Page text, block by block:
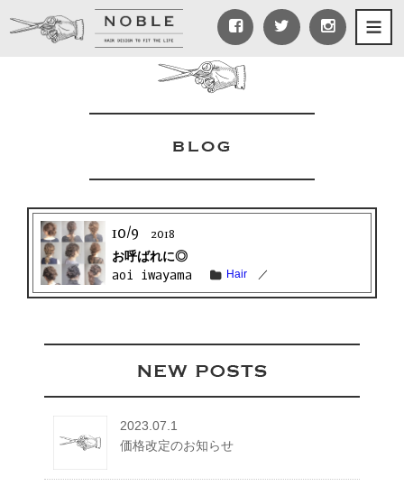
10/9 2018
お呼ばれに◎
aoi iwayama Hair／
2023.07.1
価格改定のお知らせ